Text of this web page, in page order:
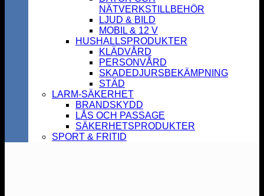
NÄTVERKSTILLBEHÖR
LJUD & BILD
MOBIL & 12 V
HUSHALLSPRODUKTER
KLÄDVÅRD
PERSONVÅRD
SKADEDJURSBEKÄMPNING
STÄD
LARM-SÄKERHET
BRANDSKYDD
LÅS OCH PASSAGE
SÄKERHETSPRODUKTER
SPORT & FRITID